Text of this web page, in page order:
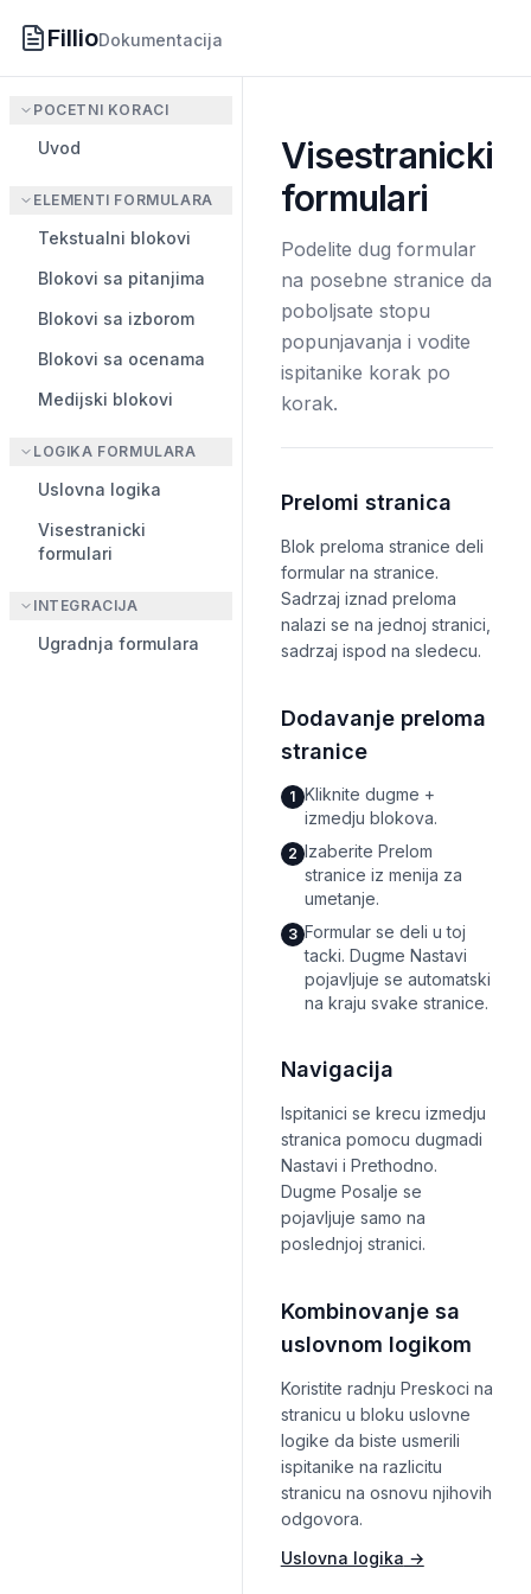
FillioDokumentacija
POCETNI KORACI
Uvod
ELEMENTI FORMULARA
Tekstualni blokovi
Blokovi sa pitanjima
Blokovi sa izborom
Blokovi sa ocenama
Medijski blokovi
LOGIKA FORMULARA
Uslovna logika
Visestranicki
formulari
INTEGRACIJA
Ugradnja formulara
Visestranicki
formulari
Podelite dug formular
na posebne stranice da
poboljsate stopu
popunjavanja i vodite
ispitanike korak po
korak.
Prelomi stranica
Blok preloma stranice deli
formular na stranice.
Sadrzaj iznad preloma
nalazi se na jednoj stranici,
sadrzaj ispod na sledecu.
Dodavanje preloma
stranice
1 Kliknite dugme +
izmedju blokova.
2 Izaberite Prelom
stranice iz menija za
umetanje.
3 Formular se deli u toj
tacki. Dugme Nastavi
pojavljuje se automatski
na kraju svake stranice.
Navigacija
Ispitanici se krecu izmedju
stranica pomocu dugmadi
Nastavi i Prethodno.
Dugme Posalje se
pojavljuje samo na
poslednjoj stranici.
Kombinovanje sa
uslovnom logikom
Koristite radnju Preskoci na
stranicu u bloku uslovne
logike da biste usmerili
ispitanike na razlicitu
stranicu na osnovu njihovih
odgovora.
Uslovna logika →